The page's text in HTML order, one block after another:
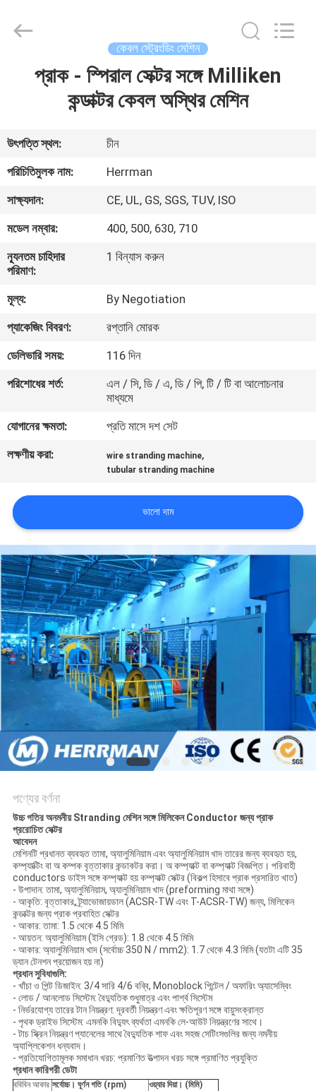
আমাদের
সম্পর্কে
কারখানা
ভ্রমণ
মান
নিয়ন্ত্রণ
যোগাযোগ
খবর
উদ্ধৃতির
জন্য
আবেদন
সাইট
ম্যাপ
গোপনীয়তা
নীতি
Rights
Reserved.
কেবল স্ট্রেংডিং মেশিন
প্রাক - স্পিরাল সেক্টর সঙ্গে Milliken
কন্ডাক্টর কেবল অস্থির মেশিন
উৎপত্তি স্থল:
চীন
পরিচিতিমুলক নাম:
Herrman
সাক্ষ্যদান:
CE, UL, GS, SGS, TUV, ISO
মডেল নম্বার:
400, 500, 630, 710
ন্যূনতম চাহিদার
পরিমাণ:
1 বিন্যাস করুন
মূল্য:
By Negotiation
প্যাকেজিং বিবরণ:
রপ্তানি মোরক
ডেলিভারি সময়:
116 দিন
পরিশোধের শর্ত:
এল / সি, ডি / এ, ডি / পি, টি / টি বা আলোচনার
মাধ্যমে
যোগানের ক্ষমতা:
প্রতি মাসে দশ সেট
লক্ষণীয় করা:
wire stranding machine,
tubular stranding machine
ভালো দাম
পণ্যের বর্ণনা
উচ্চ গতির অনমনীয় Stranding মেশিন সঙ্গে মিলিকেন Conductor জন্য প্রাক
প্ররোচিত সেক্টর
আবেদন
মেশিনটি প্রধানত ব্যবহৃত তামা, অ্যালুমিনিয়াম এবং অ্যালুমিনিয়াম খাদ তারের জন্য ব্যবহৃত হয়,
কম্প্যাক্টিং বা অ কম্পক বৃত্তাকার কন্ডাকটর করা। অ কম্প্যাক্ট বা কম্প্যাক্ট বিজ্ঞপ্তি। পরিবাহী
conductors ডাইস সঙ্গে কম্প্যাক্ট হয় কম্প্যাক্ট সেক্টর (বিকল্প হিসাবে প্রাক প্রসারিত খাত)
- উপাদান: তামা, অ্যালুমিনিয়াম, অ্যালুমিনিয়াম খাদ (preforming মাথা সঙ্গে)
- আকৃতি: বৃত্তাকার, ট্র্যাভোজায়ডাল (ACSR-TW এবং T-ACSR-TW) জন্য, মিলিকেন
কন্ডাক্টর জন্য প্রাক প্রবাহিত সেক্টর
- আকার: তামা: 1.5 থেকে 4.5 মিমি
- আয়তন: অ্যালুমিনিয়াম (ইসি গ্রেড): 1.8 থেকে 4.5 মিমি
- আকার: অ্যালুমিনিয়াম খাদ (সর্বোচ্চ 350 N / mm2): 1.7 থেকে 4.3 মিমি (যতটা এটি 35
ড্যান টেনশন প্রয়োজন হয় না)
প্রধান সুবিধাগুলি:
- খাঁচা ও পিন্ট ডিজাইন: 3/4 সারি 4/6 বব্বি, Monoblock পিন্টেল / অফারিং অ্যাসেম্বিং
- লোড / আনলোড সিস্টেম: বৈদ্যুতিক শুধুমাত্র এবং পার্শ্ব সিস্টেম
- নির্ভরযোগ্য তারের টান নিয়ন্ত্রণ: দূরবর্তী নিয়ন্ত্রণ এবং ক্ষতিপূরণ সঙ্গে বায়ুসংক্রান্ত
- পৃথক ড্রাইভ সিস্টেম: এমনকি বিদ্যুৎ ব্যর্থতা এমনকি লে-আউট নিয়ন্ত্রণের সাথে।
- টাচ স্ক্রিন নিয়ন্ত্রণ প্যানেলের সাথে বৈদ্যুতিক শাফ এবং সহজ সেটিংসগুলির জন্য নমনীয়
অ্যাপ্লিকেশন ধন্যবাদ।
- প্রতিযোগিতামূলক সমাধান খরচ: প্রমাণিত উত্পাদন খরচ সঙ্গে প্রমাণিত প্রযুক্তি
প্রধান কারিগরী ডেটা
ববিবিন আকার সর্বোচ্চ। ঘূর্ণন গতি (rpm) ওয়্যার দিয়া। (মিমি)